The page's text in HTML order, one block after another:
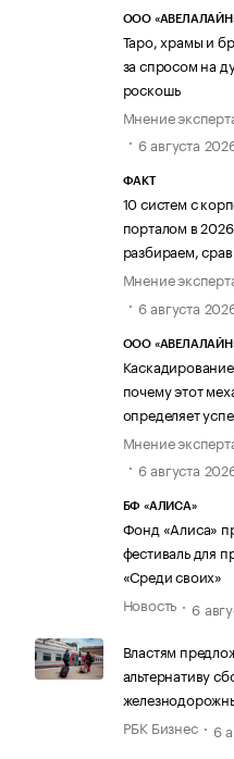
ООО
Таро, храмы и
за спросом на
роскошь
Мнение
6 августа
ФАКТ
10 систем с
порталом в
разбираем,
Мнение
6 августа
ООО
почему этот
определяет
Мнение
6 августа
БФ «АЛИСА»
Фонд «Алиса»
фестиваль для
«Среди своих»
Новость
6
Властям
альтернативу
РБК Бизнес
6